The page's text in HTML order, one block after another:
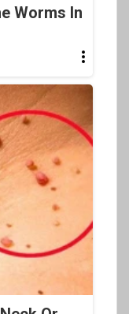
Worms In